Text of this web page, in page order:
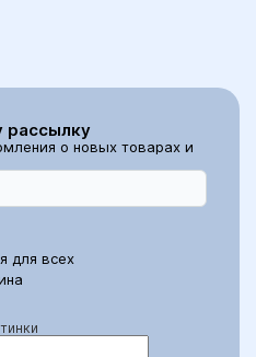
рассылку
о новых товарах и
для всех